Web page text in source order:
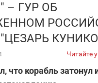
– ГУР ОБ
Читайте
что корабль затонул